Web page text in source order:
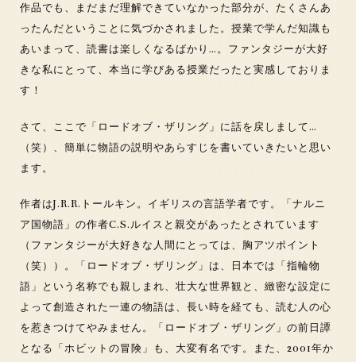
作品でも、まだまだ理解できていなかった部分が、たくさんあ
ったんだということに気づかされました。授業で学んだ知識も
あいまって、読書は楽しくなるばかり…。ファンタジーが大好
きな私にとって、本当に学びある授業だったと実感しておりま
す！
さて、ここで「ロードオブ・ザリング」に話を戻しまして…
（笑）、簡単に物語の説明やあらすじを書いていきたいと思い
ます。
作者はJ.R.R.トールキン。イギリスの言語学者です。「ナルニ
ア国物語」の作者C.S.ルイスと親交があったとされています
（ファンタジーが大好きな人間にとっては、胸アツポイント
（笑））。「ロードオブ・ザリング」は、日本では「指輪物
語」という名称でも親しまれ、壮大な世界観と、緻密な設定に
よって創造された一連の物語は、長い時を経ても、読む人の心
を惹きつけてやみません。「ロードオブ・ザリング」の前日譚
となる「ホビットの冒険」も、大変有名です。また、2001年か